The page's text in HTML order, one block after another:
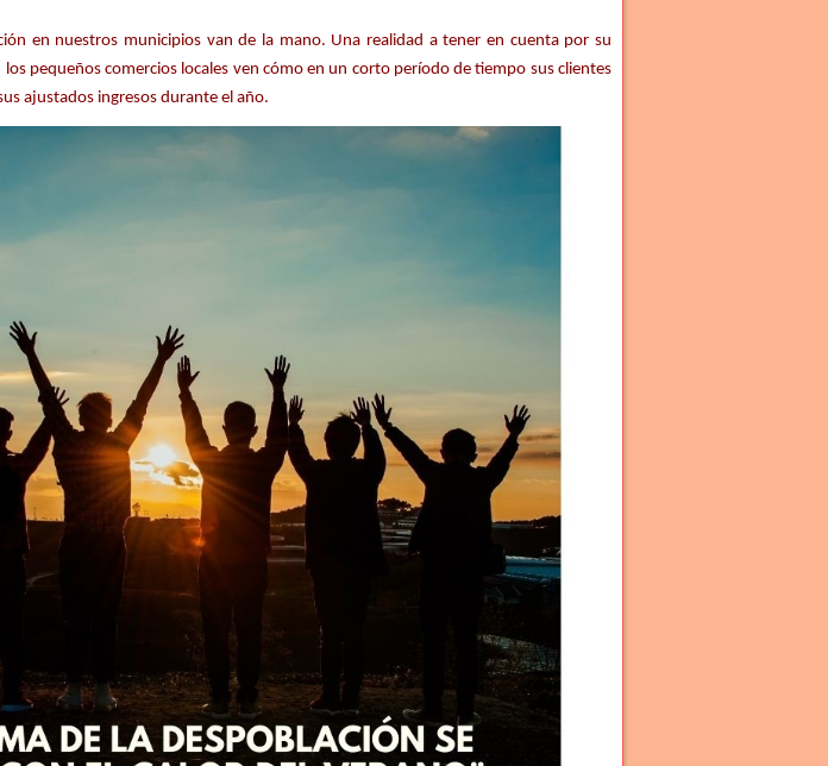
en nuestros municipios van de la mano. Una realidad a tener en cuenta por su
pequeños comercios locales ven cómo en un corto período de tiempo sus clientes
ajustados ingresos durante el año.